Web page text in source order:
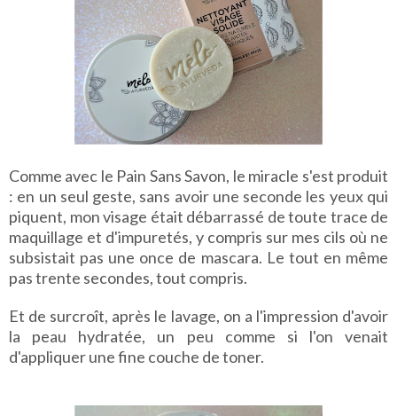
Comme avec le Pain Sans Savon, le miracle s'est produit
: en un seul geste, sans avoir une seconde les yeux qui
piquent, mon visage était débarrassé de toute trace de
maquillage et d'impuretés, y compris sur mes cils où ne
subsistait pas une once de mascara. Le tout en même
pas trente secondes, tout compris.
Et de surcroît, après le lavage, on a l'impression d'avoir
la peau hydratée, un peu comme si l'on venait
d'appliquer une fine couche de toner.